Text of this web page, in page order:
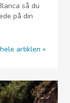
så du
på din
artiklen